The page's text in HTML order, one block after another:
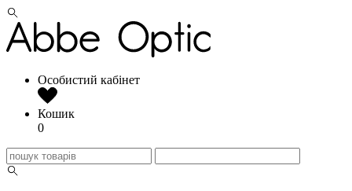
Особистий кабінет
Кошик
0